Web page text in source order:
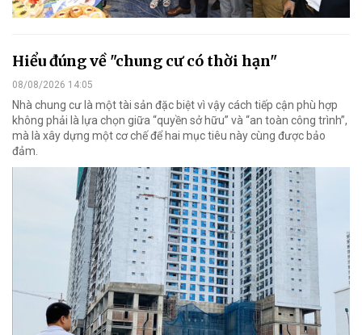
Hiểu đúng về "chung cư có thời hạn"
08/08/2026 14:05
Nhà chung cư là một tài sản đặc biệt vì vậy cách tiếp cận phù hợp
không phải là lựa chọn giữa “quyền sở hữu” và “an toàn công trình”,
mà là xây dựng một cơ chế để hai mục tiêu này cùng được bảo
đảm.